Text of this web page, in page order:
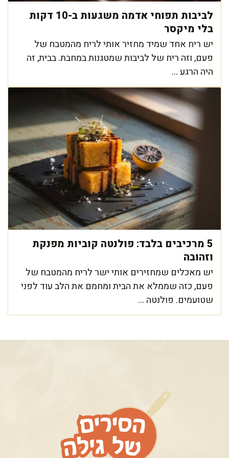
לביבות תפוחי אדמה משגעות ב-10 דקות
בלי מיקסר
יש ריח אחד שמיד מחזיר אותי לריח מהמטבח של
פעם, וזה ריח של לביבות שמטגנות במחבת. בבית, זה
היה הרגע ...
5 מרכיבים בלבד: פולנטה קוביות מפנקת
וזהובה
יש מאכלים שמחזירים אותי ישר לריח מהמטבח של
פעם, כזה שממלא את הבית ומחמם את הלב עוד לפני
שטועמים. פולנטה ...